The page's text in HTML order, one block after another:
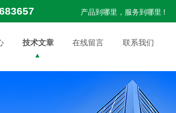
产品到哪里，服务到哪里 !
技术文章 在线留言 联系我们